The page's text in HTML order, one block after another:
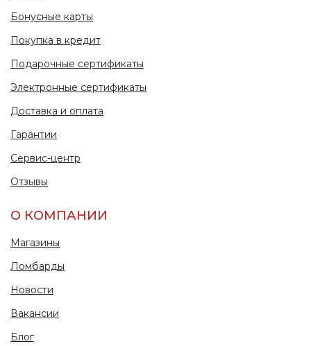
Бонусные карты
Покупка в кредит
Подарочные сертификаты
Электронные сертификаты
Доставка и оплата
Гарантии
Сервис-центр
Отзывы
О КОМПАНИИ
Магазины
Ломбарды
Новости
Вакансии
Блог